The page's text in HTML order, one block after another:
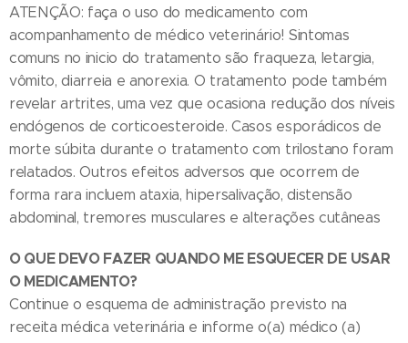
ATENÇÃO: faça o uso do medicamento com
acompanhamento de médico veterinário! Sintomas
comuns no inicio do tratamento são fraqueza, letargia,
vômito, diarreia e anorexia. O tratamento pode também
revelar artrites, uma vez que ocasiona redução dos níveis
endógenos de corticoesteroide. Casos esporádicos de
morte súbita durante o tratamento com trilostano foram
relatados. Outros efeitos adversos que ocorrem de
forma rara incluem ataxia, hipersalivação, distensão
abdominal, tremores musculares e alterações cutâneas
O QUE DEVO FAZER QUANDO ME ESQUECER DE USAR
O MEDICAMENTO?
Continue o esquema de administração previsto na
receita médica veterinária e informe o(a) médico (a)